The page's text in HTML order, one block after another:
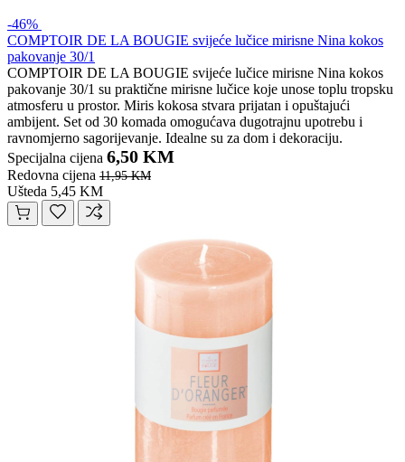
-46%
COMPTOIR DE LA BOUGIE svijeće lučice mirisne Nina kokos
pakovanje 30/1
COMPTOIR DE LA BOUGIE svijeće lučice mirisne Nina kokos
pakovanje 30/1 su praktične mirisne lučice koje unose toplu tropsku
atmosferu u prostor. Miris kokosa stvara prijatan i opuštajući
ambijent. Set od 30 komada omogućava dugotrajnu upotrebu i
ravnomjerno sagorijevanje. Idealne su za dom i dekoraciju.
Specijalna cijena 6,50 KM
Redovna cijena 11,95 KM
Ušteda 5,45 KM